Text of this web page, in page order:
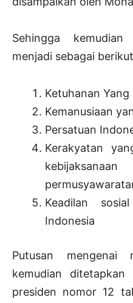
Sehingga
menjadi sebagai
Ketuhanan Yang
Kemanusiaan
Persatuan
Kerakyatan
Keadilan
Indonesia
Putusan mengenai
kemudian
presiden nomor 12